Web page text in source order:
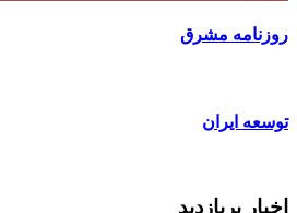
روزنامه مشرق
توسعه ایران
اخبار پربازدید